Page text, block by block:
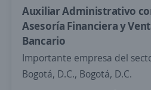
Auxiliar Administrativo
Asesoría Financiera y
Bancario
Importante empresa del
Bogotá, D.C., Bogotá, D.C.